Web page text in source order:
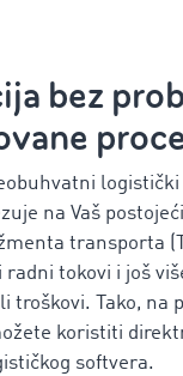
bez
logistički
na Vaš
transporta
tokovi i još
troškovi. Tako, na
koristiti
softvera.